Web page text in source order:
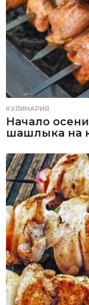
КУЛИНАРИЯ
Начало
шашлыка на